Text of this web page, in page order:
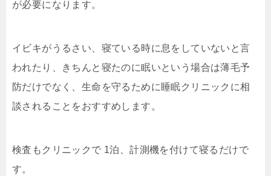
が必要になります。
イビキがうるさい、寝ている時に息をしていないと言
われたり、きちんと寝たのに眠いという場合は薄毛予
防だけでなく、生命を守るために睡眠クリニックに相
談されることをおすすめします。
検査もクリニックで 1泊、計測機を付けて寝るだけで
す。